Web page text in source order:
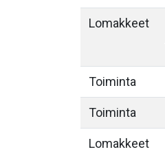
Lomakkeet
Toiminta
Toiminta
Lomakkeet